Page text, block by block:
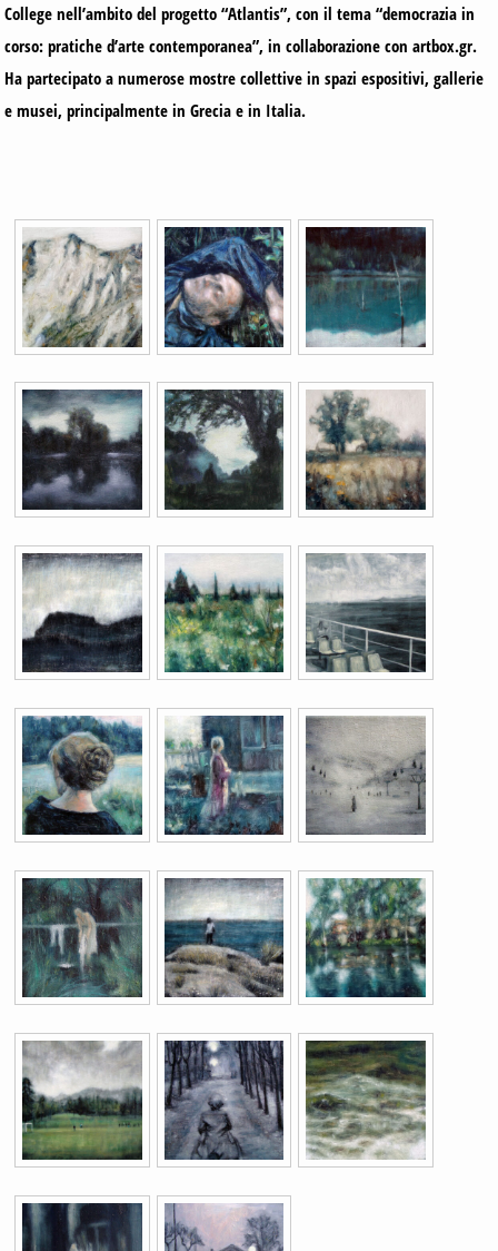
College nell’ambito del progetto “Atlantis”, con il tema “democrazia in
corso: pratiche d’arte contemporanea”, in collaborazione con artbox.gr.
Ha partecipato a numerose mostre collettive in spazi espositivi, gallerie
e musei, principalmente in Grecia e in Italia.